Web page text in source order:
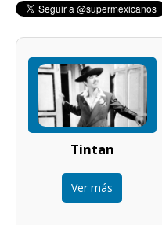
Tintan
Ver más